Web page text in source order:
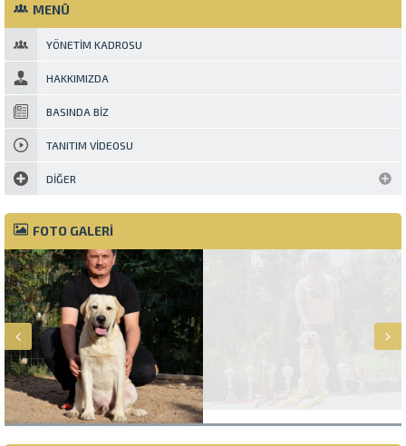
MENÜ
YÖNETIM KADROSU
HAKKIMIZDA
BASINDA BIZ
TANITIM VIDEOSU
DIĞER
FOTO GALERİ